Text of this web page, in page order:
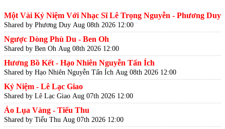
Một Vài Kỷ Niệm Với Nhạc Sĩ Lê Trọng Nguyễn - Phương Duy
Shared by Phương Duy Aug 08th 2026 12:00
Ngược Dòng Phù Du - Ben Oh
Shared by Ben Oh Aug 08th 2026 12:00
Hương Bồ Kết - Hạo Nhiên Nguyễn Tấn Ích
Shared by Hạo Nhiên Nguyễn Tấn Ích Aug 08th 2026 12:00
Kỷ Niệm - Lê Lạc Giao
Shared by Lê Lạc Giao Aug 07th 2026 12:00
Áo Lụa Vàng - Tiểu Thu
Shared by Tiểu Thu Aug 07th 2026 12:00